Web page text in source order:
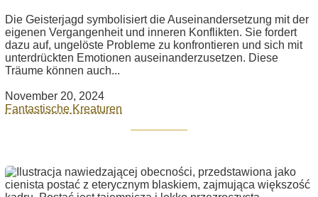
Die Geisterjagd symbolisiert die Auseinandersetzung mit der
eigenen Vergangenheit und inneren Konflikten. Sie fordert
dazu auf, ungelöste Probleme zu konfrontieren und sich mit
unterdrückten Emotionen auseinanderzusetzen. Diese
Träume können auch...
November 20, 2024
Fantastische Kreaturen